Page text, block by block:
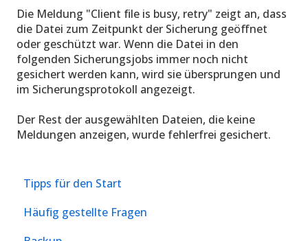
Die Meldung "Client file is busy, retry" zeigt an, dass
die Datei zum Zeitpunkt der Sicherung geöffnet
oder geschützt war. Wenn die Datei in den
folgenden Sicherungsjobs immer noch nicht
gesichert werden kann, wird sie übersprungen und
im Sicherungsprotokoll angezeigt.
Der Rest der ausgewählten Dateien, die keine
Meldungen anzeigen, wurde fehlerfrei gesichert.
Tipps für den Start
Häufig gestellte Fragen